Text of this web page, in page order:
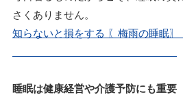
さくありません。
知らないと損をする
睡眠は健康経営や介護予防にも重要